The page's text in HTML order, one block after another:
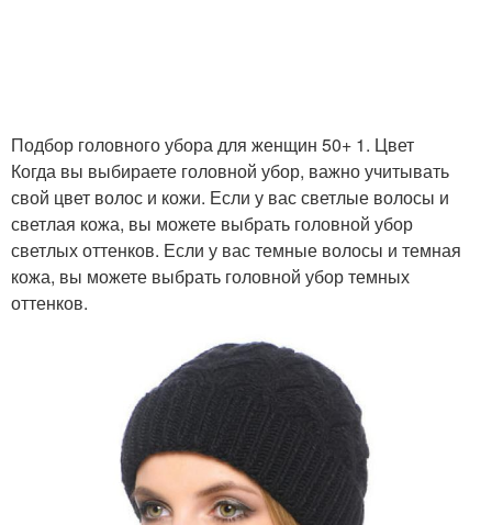
Подбор головного убора для женщин 50+ 1. Цвет
Когда вы выбираете головной убор, важно учитывать
свой цвет волос и кожи. Если у вас светлые волосы и
светлая кожа, вы можете выбрать головной убор
светлых оттенков. Если у вас темные волосы и темная
кожа, вы можете выбрать головной убор темных
оттенков.